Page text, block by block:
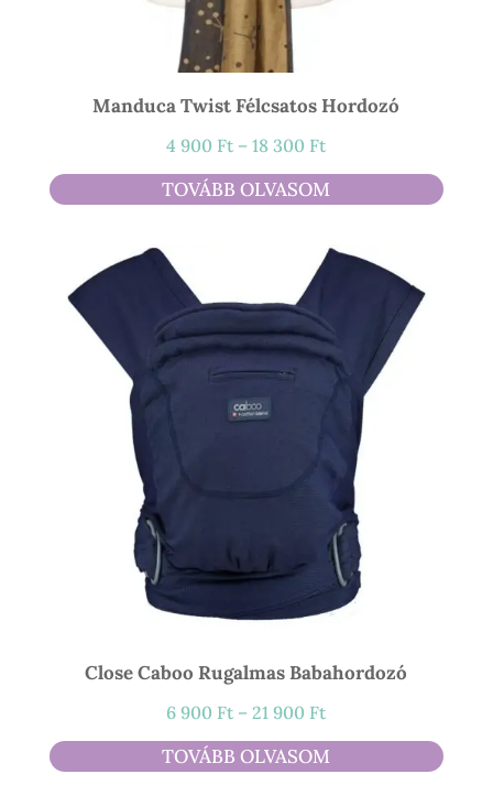
Manduca Twist Félcsatos Hordozó
4 900 Ft – 18 300 FtÁrtartomány:
4
900 Ft
TOVÁBB OLVASOM
Close Caboo Rugalmas Babahordozó
6 900 Ft – 21 900 FtÁrtartomány:
6
900 Ft
TOVÁBB OLVASOM